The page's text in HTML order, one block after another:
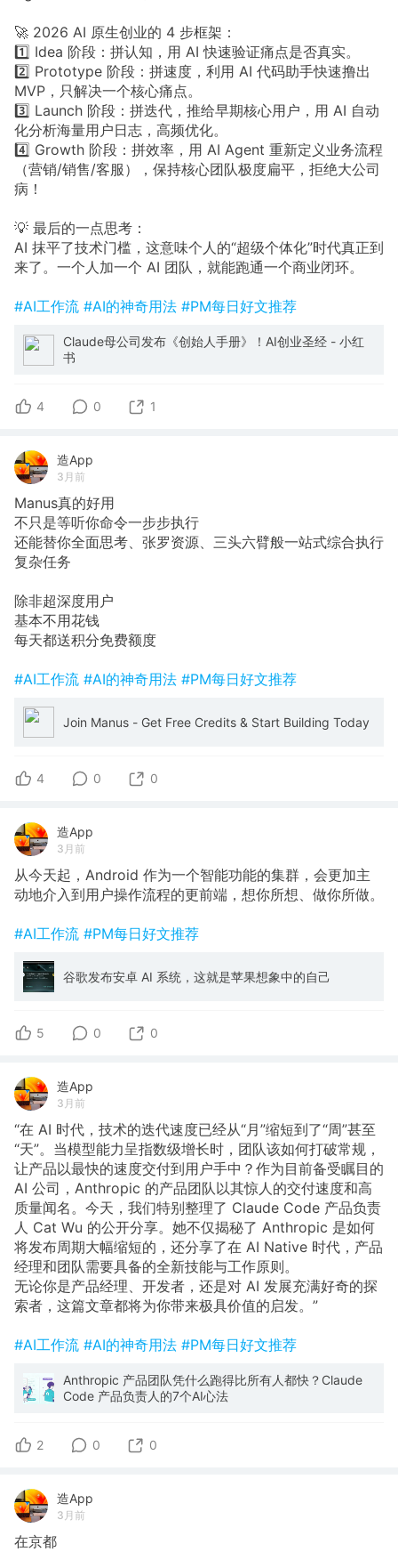
🚀 2026 AI 原生创业的 4 步框架：
1️⃣ Idea 阶段：拼认知，用 AI 快速验证痛点是否真实。
2️⃣ Prototype 阶段：拼速度，利用 AI 代码助手快速撸出
MVP，只解决一个核心痛点。
3️⃣ Launch 阶段：拼迭代，推给早期核心用户，用 AI 自动
化分析海量用户日志，高频优化。
4️⃣ Growth 阶段：拼效率，用 AI Agent 重新定义业务流程
（营销/销售/客服），保持核心团队极度扁平，拒绝大公司
病！
💡 最后的一点思考：
AI 抹平了技术门槛，这意味个人的“超级个体化”时代真正到
来了。一个人加一个 AI 团队，就能跑通一个商业闭环。
#AI工作流 #AI的神奇用法 #PM每日好文推荐
Claude母公司发布《创始人手册》！AI创业圣经 - 小红
书
4 0 1
造App
3月前
Manus真的好用
不只是等听你命令一步步执行
还能替你全面思考、张罗资源、三头六臂般一站式综合执行
复杂任务
除非超深度用户
基本不用花钱
每天都送积分免费额度
#AI工作流 #AI的神奇用法 #PM每日好文推荐
Join Manus - Get Free Credits & Start Building Today
4 0 0
造App
3月前
从今天起，Android 作为一个智能功能的集群，会更加主
动地介入到用户操作流程的更前端，想你所想、做你所做。
#AI工作流 #PM每日好文推荐
谷歌发布安卓 AI 系统，这就是苹果想象中的自己
5 0 0
造App
3月前
“在 AI 时代，技术的迭代速度已经从“月”缩短到了“周”甚至
“天”。当模型能力呈指数级增长时，团队该如何打破常规，
让产品以最快的速度交付到用户手中？作为目前备受瞩目的
AI 公司，Anthropic 的产品团队以其惊人的交付速度和高
质量闻名。今天，我们特别整理了 Claude Code 产品负责
人 Cat Wu 的公开分享。她不仅揭秘了 Anthropic 是如何
将发布周期大幅缩短的，还分享了在 AI Native 时代，产品
经理和团队需要具备的全新技能与工作原则。
无论你是产品经理、开发者，还是对 AI 发展充满好奇的探
索者，这篇文章都将为你带来极具价值的启发。”
#AI工作流 #AI的神奇用法 #PM每日好文推荐
Anthropic 产品团队凭什么跑得比所有人都快？Claude
Code 产品负责人的7个AI心法
2 0 0
造App
3月前
在京都